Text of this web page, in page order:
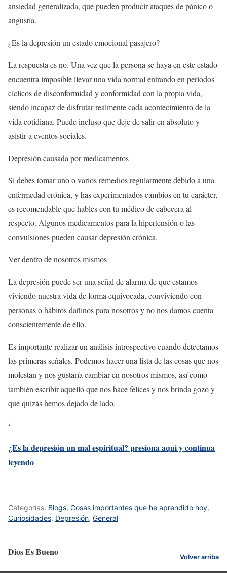
ansiedad generalizada, que pueden producir ataques de pánico o
angustia.
¿Es la depresión un estado emocional pasajero?
La respuesta es no. Una vez que la persona se haya en este estado
encuentra imposible llevar una vida normal entrando en períodos
cíclicos de disconformidad y conformidad con la propia vida,
siendo incapaz de disfrutar realmente cada acontecimiento de la
vida cotidiana. Puede incluso que deje de salir en absoluto y
asistir a eventos sociales.
Depresión causada por medicamentos
Si debes tomar uno o varios remedios regularmente debido a una
enfermedad crónica, y has experimentados cambios en tu carácter,
es recomendable que hables con tu médico de cabecera al
respecto. Algunos medicamentos para la hipertensión o las
convulsiones pueden causar depresión crónica.
Ver dentro de nosotros mismos
La depresión puede ser una señal de alarma de que estamos
viviendo nuestra vida de forma equivocada, conviviendo con
personas o hábitos dañinos para nosotros y no nos damos cuenta
conscientemente de ello.
Es importante realizar un análisis introspectivo cuando detectamos
las primeras señales. Podemos hacer una lista de las cosas que nos
molestan y nos gustaría cambiar en nosotros mismos, así como
también escribir aquello que nos hace felices y nos brinda gozo y
que quizás hemos dejado de lado.
‘
¿Es la depresión un mal espiritual? presiona aqui y continua
leyendo
Categorías: Blogs, Cosas importantes que he aprendido hoy,
Curiosidades, Depresión, General
Dios Es Bueno Volver arriba